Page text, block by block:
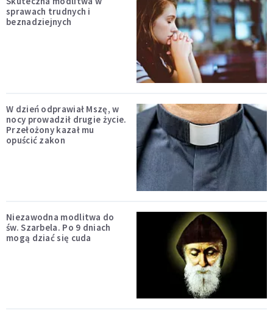
sprawach trudnych i
beznadziejnych
W dzień odprawiał Mszę, w
nocy prowadził drugie życie.
Przełożony kazał mu
opuścić zakon
Niezawodna modlitwa do
św. Szarbela. Po 9 dniach
mogą dziać się cuda